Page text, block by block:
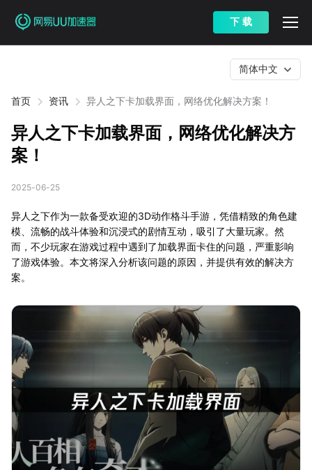
下 载
首页 资讯 异人之下卡加载界面，网络优化解决方案！
简体中文
异人之下卡加载界面，网络优化解决方
案！
2025-06-25
异人之下作为一款备受欢迎的3D动作格斗手游，凭借精致的角色建
模、流畅的战斗体验和沉浸式的剧情互动，吸引了大量玩家。然
而，不少玩家在游戏过程中遇到了加载界面卡住的问题，严重影响
了游戏体验。本文将深入分析该问题的原因，并提供有效的解决方
案。